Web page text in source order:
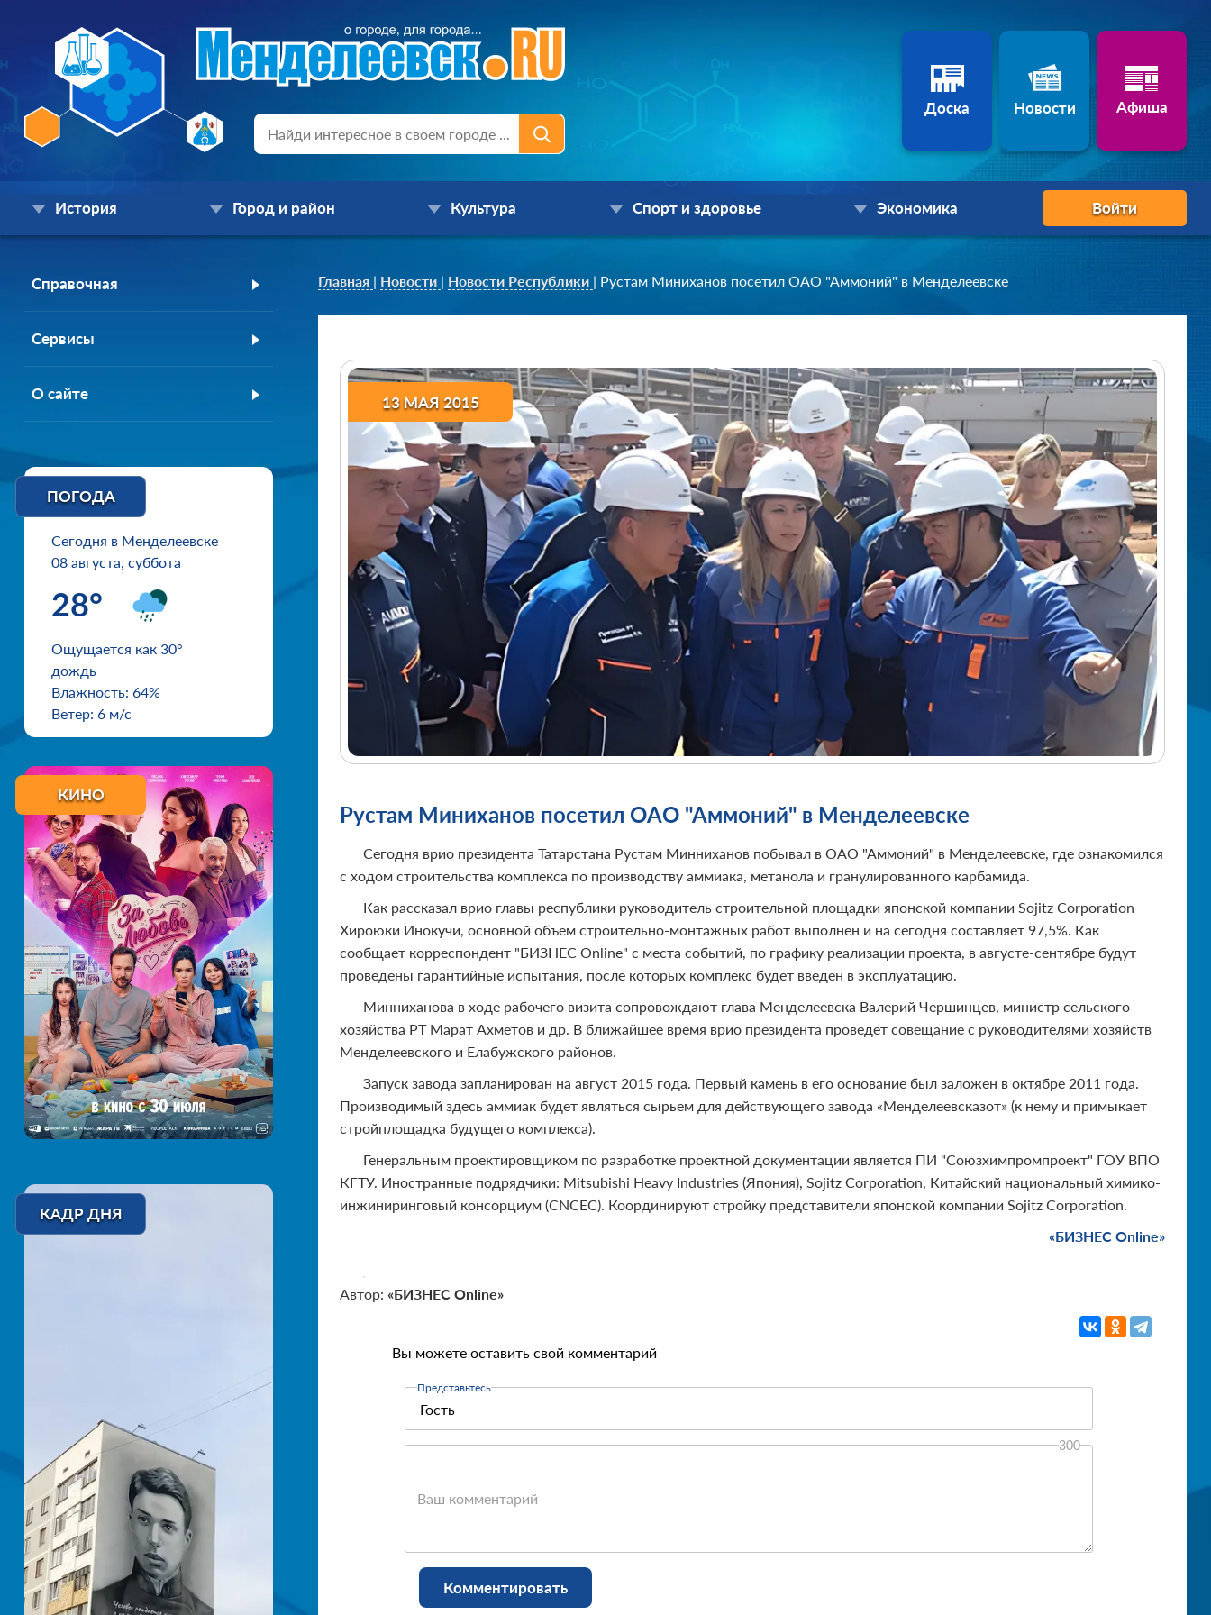
Доска Новости Афиша
История Город и район Культура Спорт и здоровье Экономика Войти
Справочная
Сервисы
О сайте
ПОГОДА
Сегодня в Менделеевске
08 августа, суббота
28°
Ощущается как 30°
дождь
Влажность: 64%
Ветер: 6 м/с
КИНО
КАДР ДНЯ
Главная | Новости | Новости Республики | Рустам Миниханов посетил ОАО "Аммоний" в Менделеевске
13 МАЯ 2015
Рустам Миниханов посетил ОАО "Аммоний" в Менделеевске
Сегодня врио президента Татарстана Рустам Минниханов побывал в ОАО "Аммоний" в Менделеевске, где ознакомился
с ходом строительства комплекса по производству аммиака, метанола и гранулированного карбамида.
Как рассказал врио главы республики руководитель строительной площадки японской компании Sojitz Corporation
Хироюки Инокучи, основной объем строительно-монтажных работ выполнен и на сегодня составляет 97,5%. Как
сообщает корреспондент "БИЗНЕС Online" с места событий, по графику реализации проекта, в августе-сентябре будут
проведены гарантийные испытания, после которых комплекс будет введен в эксплуатацию.
Минниханова в ходе рабочего визита сопровождают глава Менделеевска Валерий Чершинцев, министр сельского
хозяйства РТ Марат Ахметов и др. В ближайшее время врио президента проведет совещание с руководителями хозяйств
Менделеевского и Елабужского районов.
Запуск завода запланирован на август 2015 года. Первый камень в его основание был заложен в октябре 2011 года.
Производимый здесь аммиак будет являться сырьем для действующего завода «Менделеевсказот» (к нему и примыкает
стройплощадка будущего комплекса).
Генеральным проектировщиком по разработке проектной документации является ПИ "Союзхимпромпроект" ГОУ ВПО
КГТУ. Иностранные подрядчики: Mitsubishi Heavy Industries (Япония), Sojitz Corporation, Китайский национальный химико-
инжиниринговый консорциум (CNCEC). Координируют стройку представители японской компании Sojitz Corporation.
«БИЗНЕС Online»
Автор: «БИЗНЕС Online»
Вы можете оставить свой комментарий
Представьтесь
Ваш комментарий
300
Комментировать